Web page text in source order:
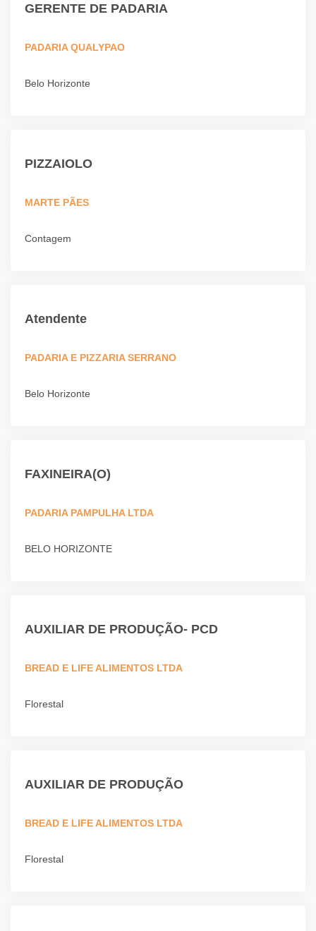
GERENTE DE PADARIA
PADARIA QUALYPAO
Belo Horizonte
PIZZAIOLO
MARTE PÃES
Contagem
Atendente
PADARIA E PIZZARIA SERRANO
Belo Horizonte
FAXINEIRA(O)
PADARIA PAMPULHA LTDA
BELO HORIZONTE
AUXILIAR DE PRODUÇÃO- PCD
BREAD E LIFE ALIMENTOS LTDA
Florestal
AUXILIAR DE PRODUÇÃO
BREAD E LIFE ALIMENTOS LTDA
Florestal